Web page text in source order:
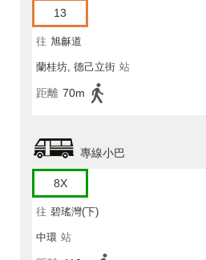
13
往 旭龢道
蘭桂坊, 德己立街 站
距離 70m
專線小巴
8X
往 碧瑤灣(下)
中環 站